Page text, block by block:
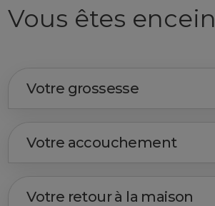
Vous êtes
Votre grossesse
Votre accouchement
Votre retour à la maison